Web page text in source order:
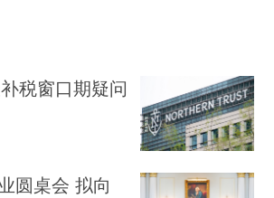
税窗口期疑问
圆桌会 拟向